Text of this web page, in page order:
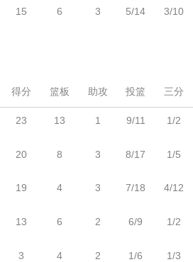
15 6 3 5/14 3/10
得分
23
20
19
13
3
篮板
13
8
4
6
4
助攻
1
3
3
2
2
投篮
9/11
8/17
7/18
6/9
1/6
三分
1/2
1/5
4/12
1/2
1/3